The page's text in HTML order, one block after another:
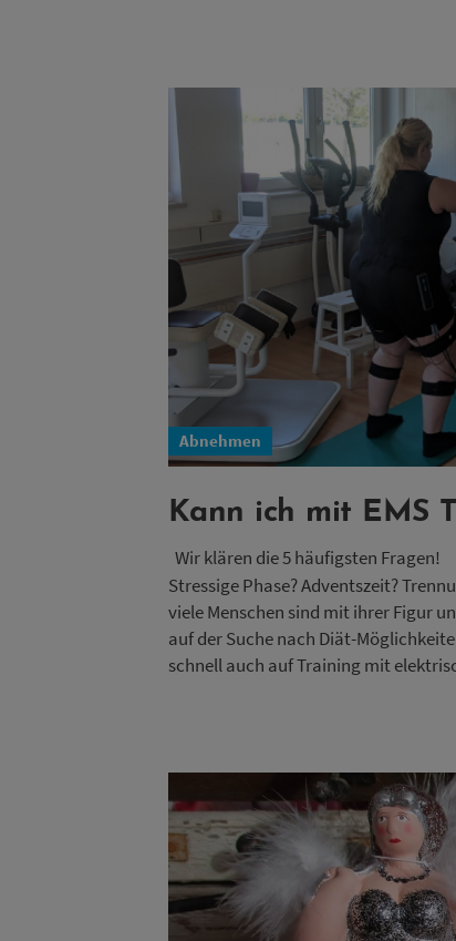
Abnehmen
Kann ich mit EMS
Wir klären die 5 häufigsten Fragen!
Stressige Phase? Adventszeit?
viele Menschen sind mit ihrer Figur
auf der Suche nach Diät-
schnell auch auf Training mit